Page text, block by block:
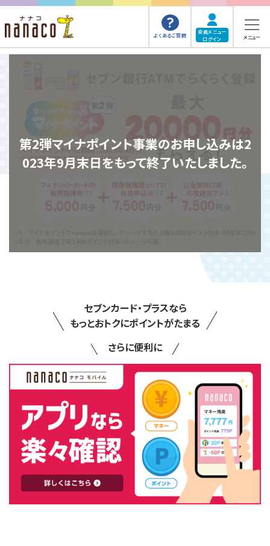
よくあるご質問
会員メニュー
ログイン
メニュー
第2弾マイナポイント事業のお申し込みは2
023年9月末日をもって終了いたしました。
セブンカード・プラスなら
もっとおトクにポイントがたまる
さらに便利に